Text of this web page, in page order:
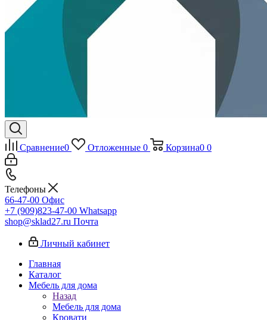
Сравнение0 Отложенные 0 Корзина0 0
Телефоны
66-47-00 Офис
+7 (909)823-47-00 Whatsapp
shop@sklad27.ru Почта
Личный кабинет
Главная
Каталог
Мебель для дома
Назад
Мебель для дома
Кровати